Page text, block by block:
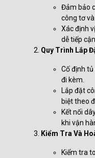
Đảm bảo
công tơ
Xác định
dễ tiếp cận.
Quy Trình Lắp
Cố định
đi kèm.
Lắp đặt
biệt theo
Kết nối
khi vận
Kiểm Tra Và
Kiểm tra